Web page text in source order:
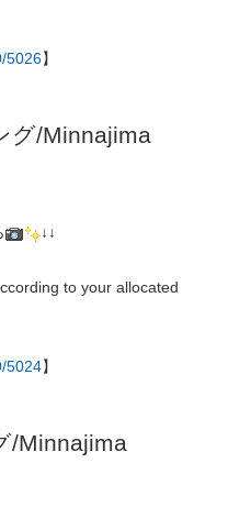
5026】
グ/Minnajima
↓↓
to your allocated
5024】
/Minnajima